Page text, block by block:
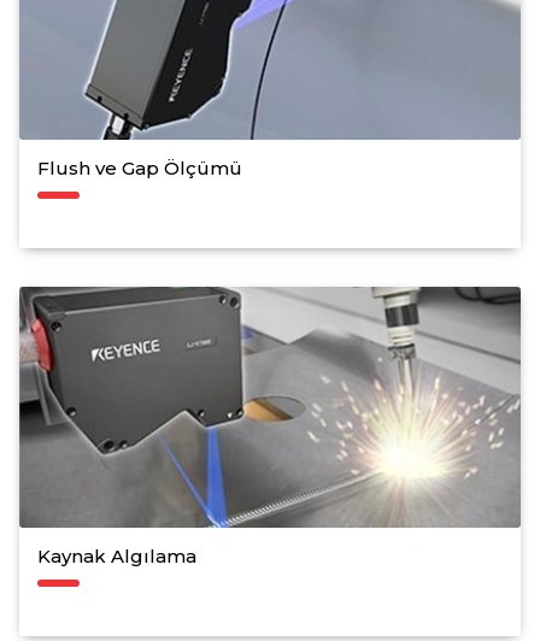
Flush ve Gap Ölçümü
Kaynak Algılama